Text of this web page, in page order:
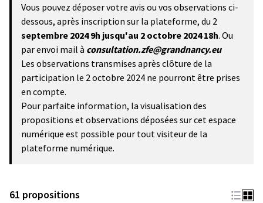
Vous pouvez déposer votre avis ou vos observations ci-
dessous, après inscription sur la plateforme, du 2
septembre 2024 9h jusqu'au 2 octobre 2024 18h. Ou
par envoi mail à consultation.zfe@grandnancy.eu
Les observations transmises après clôture de la
participation le 2 octobre 2024 ne pourront être prises
en compte.
Pour parfaite information, la visualisation des
propositions et observations déposées sur cet espace
numérique est possible pour tout visiteur de la
plateforme numérique.
61 propositions